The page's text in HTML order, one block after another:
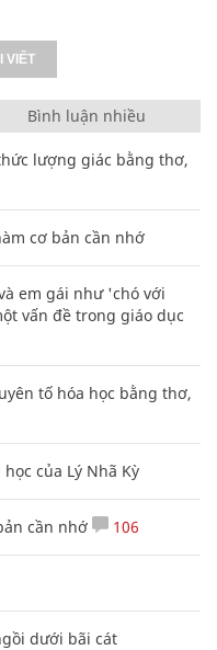
VIẾT
Bình luận nhiều
lượng giác bằng thơ,
cơ bản cần nhớ
em gái như 'chó với
vấn đề trong giáo dục
tố hóa học bằng thơ,
của Lý Nhã Kỳ
cần nhớ 106
dưới bãi cát